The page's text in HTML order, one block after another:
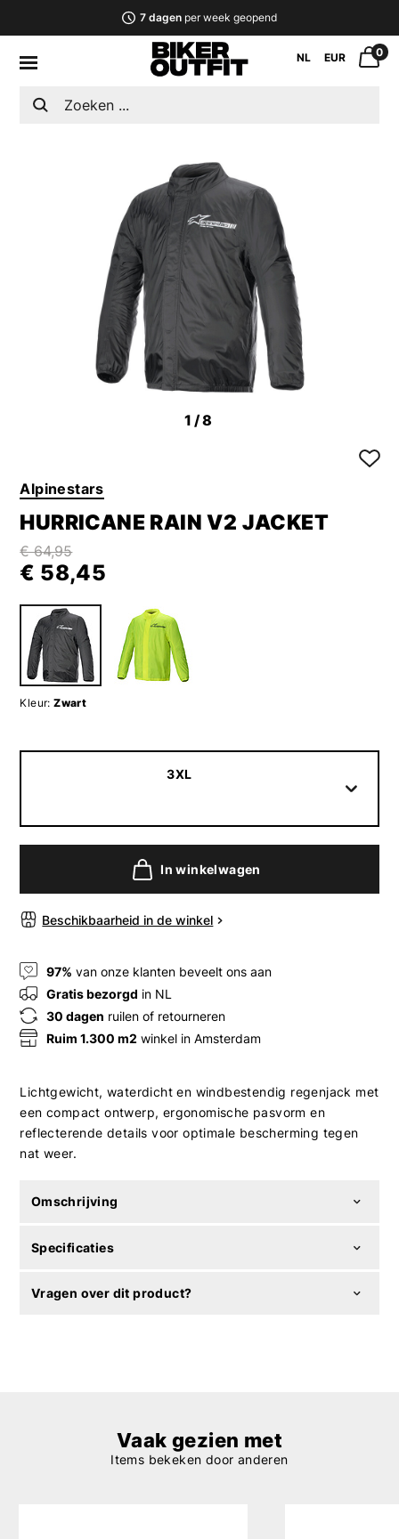
7 dagenper week geopend
NL EUR 0
1 /8
Alpinestars
HURRICANE RAIN V2 JACKET
€ 64,95
€ 58,45
Kleur: Zwart
3XL
In winkelwagen
Beschikbaarheid in de winkel
97% van onze klanten beveelt ons aan
Gratis bezorgd in NL
30 dagen ruilen of retourneren
Ruim 1.300 m2 winkel in Amsterdam
Lichtgewicht, waterdicht en windbestendig regenjack met
een compact ontwerp, ergonomische pasvorm en
reflecterende details voor optimale bescherming tegen
nat weer.
Omschrijving
Specificaties
Vragen over dit product?
Vaak gezien met
Items bekeken door anderen